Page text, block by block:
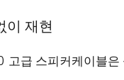
이 재현
고급 스피커케이블은